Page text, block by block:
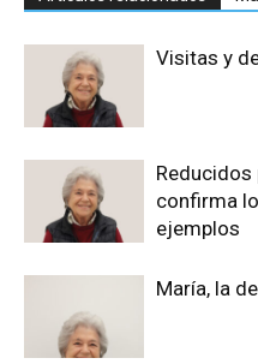
Visitas y
confirma
ejemplos
María, la